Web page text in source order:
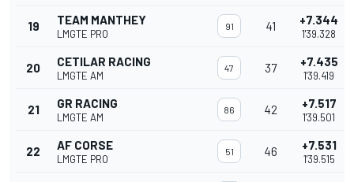
19 TEAM MANTHEY
LMGTE PRO
91 41 +7.344
1'39.328
20 CETILAR RACING
LMGTE AM
47 37 +7.435
1'39.419
21 GR RACING
LMGTE AM
86 42 +7.517
1'39.501
22 AF CORSE
LMGTE PRO
51 46 +7.531
1'39.515